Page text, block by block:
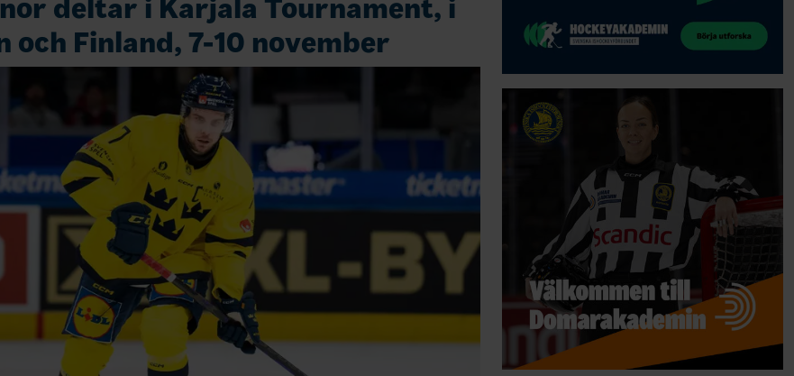
deltar i Karjala Tournament, i
och Finland, 7-10 november